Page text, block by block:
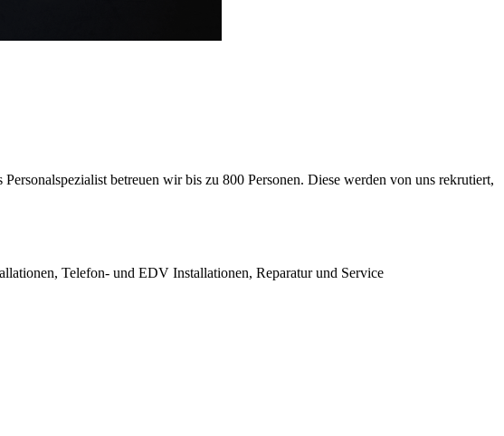
betreuen wir bis zu 800 Personen. Diese werden von uns rekrutiert,
Telefon- und EDV Installationen, Reparatur und Service